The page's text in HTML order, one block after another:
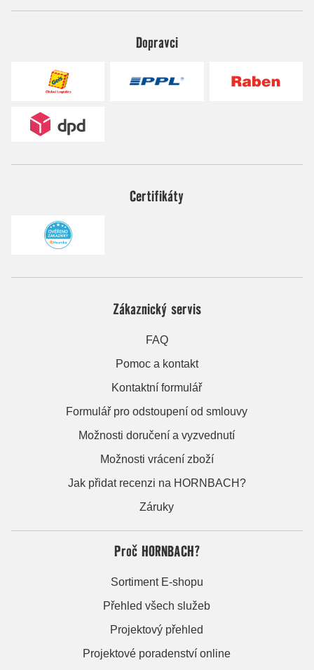
Dopravci
Certifikáty
Zákaznický servis
FAQ
Pomoc a kontakt
Kontaktní formulář
Formulář pro odstoupení od smlouvy
Možnosti doručení a vyzvednutí
Možnosti vrácení zboží
Jak přidat recenzi na HORNBACH?
Záruky
Proč HORNBACH?
Sortiment E-shopu
Přehled všech služeb
Projektový přehled
Projektové poradenství online